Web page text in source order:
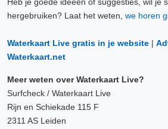
hergebruiken? Laat het weten, we horen
Waterkaart Live gratis in je website |
Waterkaart.net
Meer weten over Waterkaart Live?
Surfcheck / Waterkaart Live
Rijn en Schiekade 115 F
2311 AS Leiden